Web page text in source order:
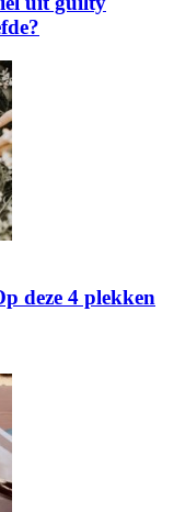
deze 4 plekken